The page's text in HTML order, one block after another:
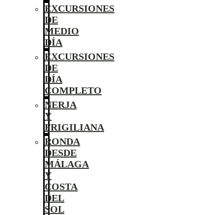
EXCURSIONES
DE
MEDIO
DÍA
EXCURSIONES
DE
DÍA
COMPLETO
NERJA
Y
FRIGILIANA
RONDA
DESDE
MÁLAGA
Y
COSTA
DEL
SOL